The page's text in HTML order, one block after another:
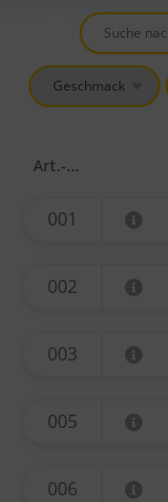
Art.-Nr.
001
002
003
005
006